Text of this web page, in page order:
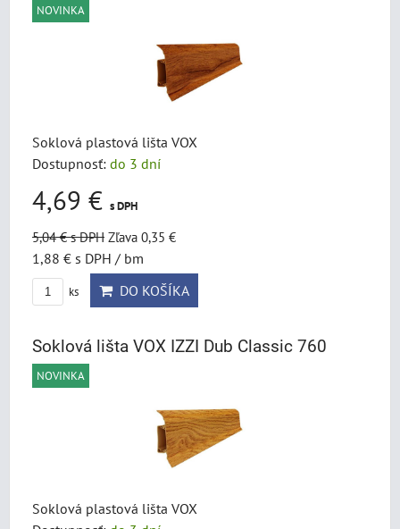
NOVINKA
Soklová plastová lišta VOX
Dostupnosť: do 3 dní
4,69 € s DPH
5,04 €s DPH Zľava 0,35 €
1,88 € s DPH / bm
ks DO KOŠÍKA
Soklová lišta VOX IZZI Dub Classic 760
NOVINKA
Soklová plastová lišta VOX